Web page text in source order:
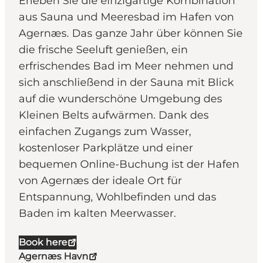
aus Sauna und Meeresbad im Hafen von
Agernæs. Das ganze Jahr über können Sie
die frische Seeluft genießen, ein
erfrischendes Bad im Meer nehmen und
sich anschließend in der Sauna mit Blick
auf die wunderschöne Umgebung des
Kleinen Belts aufwärmen. Dank des
einfachen Zugangs zum Wasser,
kostenloser Parkplätze und einer
bequemen Online-Buchung ist der Hafen
von Agernæs der ideale Ort für
Entspannung, Wohlbefinden und das
Baden im kalten Meerwasser.
Book here
Agernæs Havn